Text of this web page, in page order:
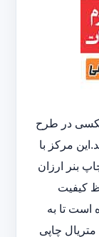
در طرح
مرکز با
بنر ارزان
کیفیت
است تا به
چاپی